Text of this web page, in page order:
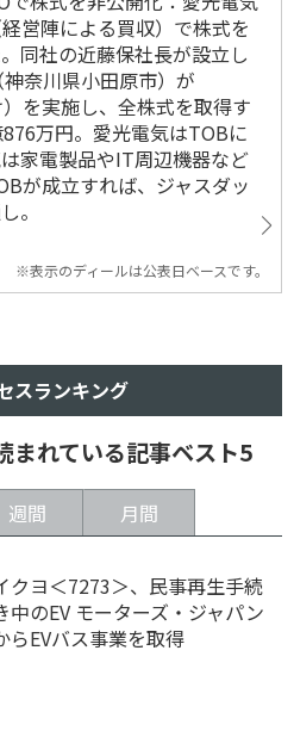
営陣による買収）で株式を
同社の近藤保社長が設立し
奈川県小田原市）が
を実施し、全株式を取得す
万円。愛光電気はTOBに
家電製品やIT周辺機器など
が成立すれば、ジャスダッ
。
※表示のディールは公表日ベースです。
スランキング
まれている記事ベスト5
週間 月間
クヨ＜7273＞、民事再生手続
中のEV モーターズ・ジャパン
らEVバス事業を取得